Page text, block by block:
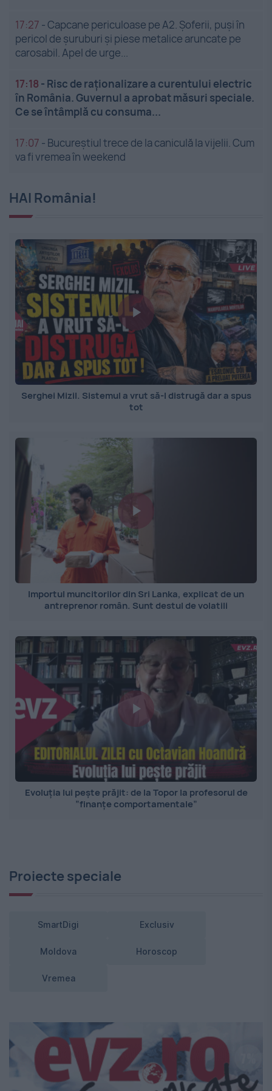
17:27 -Capcane periculoase pe A2. Șoferii, puși în
pericol de șuruburi și piese metalice aruncate pe
carosabil. Apel de urge...
17:18 - Risc de raționalizare a curentului electric
în România. Guvernul a aprobat măsuri speciale.
Ce se întâmplă cu consuma...
17:07 - Bucureștiul trece de la caniculă la vijelii. Cum
va fi vremea în weekend
HAI România!
Serghei Mizil. Sistemul a vrut să-l distrugă dar a spus
tot
Importul muncitorilor din Sri Lanka, explicat de un
antreprenor român. Sunt destul de volatili
Evoluția lui pește prăjit: de la Topor la profesorul de
”finanțe comportamentale”
Proiecte speciale
SmartDigi Exclusiv
Moldova Horoscop
Vremea